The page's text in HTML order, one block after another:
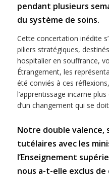
pendant plusieurs
du système de soins.
Cette concertation inédite
piliers stratégiques,
hospitalier en souffrance,
Étrangement, les
été conviés à ces
l’apprentissage incarne
d’un changement qui se
Notre double valence,
tutélaires avec les
l’Enseignement
nous a-t-elle exclus